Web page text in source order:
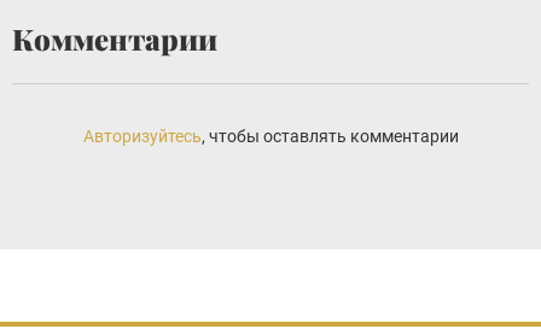
Комментарии
Авторизуйтесь, чтобы оставлять комментарии